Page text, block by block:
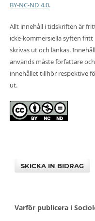
BY-NC-ND 4.0.
Allt innehåll i tidskriften är
icke-kommersiella syften fritt
skrivas ut och länkas.
används måste författare
innehållet tillhör respektive
ut.
SKICKA IN BIDRAG
Varför publicera i